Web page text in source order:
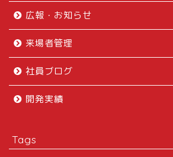
広報・お知らせ
来場者管理
社員ブログ
開発実績
Tags